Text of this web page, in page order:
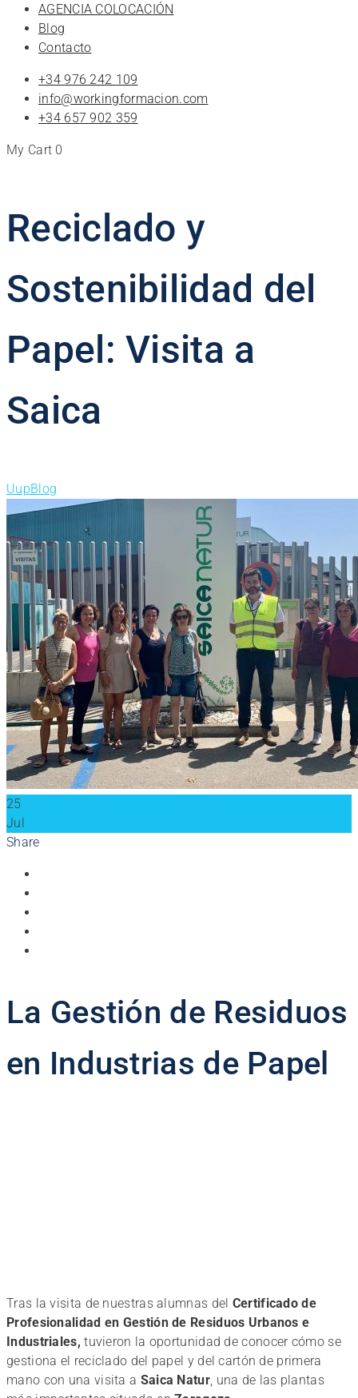
AGENCIA COLOCACIÓN
Blog
Contacto
+34 976 242 109
info@workingformacion.com
+34 657 902 359
My Cart 0
Reciclado y
Sostenibilidad del
Papel: Visita a
Saica
UupBlog
25
Jul
Share
La Gestión de Residuos
en Industrias de Papel
Tras la visita de nuestras alumnas del Certificado de
Profesionalidad en Gestión de Residuos Urbanos e
Industriales,tuvieron la oportunidad de conocer cómo se
gestiona el reciclado del papel y del cartón de primera
mano con una visita a Saica Natur, una de las plantas